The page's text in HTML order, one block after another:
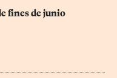
fines de junio